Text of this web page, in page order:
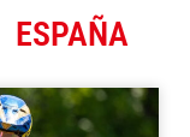
ESPAÑA